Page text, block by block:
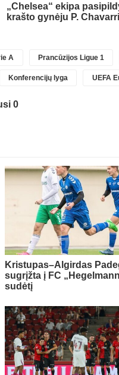
„Chelsea“ ekipa
krašto gynėju P.
A Prancūzijos Ligue 1
Konferencijų lyga UEFA
0
Kristupas–Algirdas
sugrįžta į FC
sudėtį